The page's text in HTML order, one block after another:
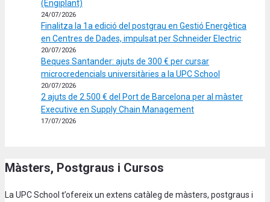
(Engiplant)
24/07/2026
Finalitza la 1a edició del postgrau en Gestió Energètica
en Centres de Dades, impulsat per Schneider Electric
20/07/2026
Beques Santander: ajuts de 300 € per cursar
microcredencials universitàries a la UPC School
20/07/2026
2 ajuts de 2.500 € del Port de Barcelona per al màster
Executive en Supply Chain Management
17/07/2026
Màsters, Postgraus i Cursos
La UPC School t’ofereix un extens catàleg de màsters, postgraus i